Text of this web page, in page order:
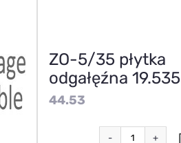
ZO-5/35 płytka
odgałęźna 19.535
44.53
- +